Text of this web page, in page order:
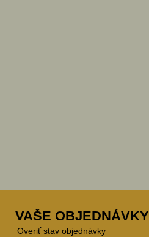
VAŠE OBJEDNÁVKY
Overiť stav objednávky